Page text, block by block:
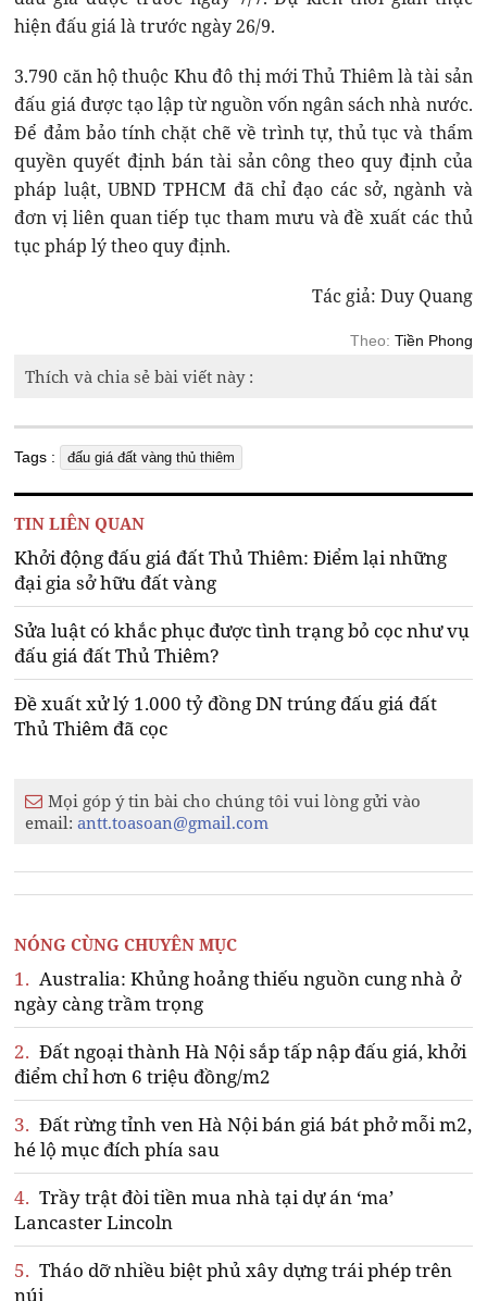
hiện đấu giá là trước ngày 26/9.
3.790 căn hộ thuộc Khu đô thị mới Thủ Thiêm là tài sản
đấu giá được tạo lập từ nguồn vốn ngân sách nhà nước.
Để đảm bảo tính chặt chẽ về trình tự, thủ tục và thẩm
quyền quyết định bán tài sản công theo quy định của
pháp luật, UBND TPHCM đã chỉ đạo các sở, ngành và
đơn vị liên quan tiếp tục tham mưu và đề xuất các thủ
tục pháp lý theo quy định.
Tác giả: Duy Quang
Theo: Tiền Phong
Thích và chia sẻ bài viết này :
Tags : đấu giá đất vàng thủ thiêm
TIN LIÊN QUAN
Khởi động đấu giá đất Thủ Thiêm: Điểm lại những
đại gia sở hữu đất vàng
Sửa luật có khắc phục được tình trạng bỏ cọc như vụ
đấu giá đất Thủ Thiêm?
Đề xuất xử lý 1.000 tỷ đồng DN trúng đấu giá đất
Thủ Thiêm đã cọc
Mọi góp ý tin bài cho chúng tôi vui lòng gửi vào
email:antt.toasoan@gmail.com
NÓNG CÙNG CHUYÊN MỤC
1. Australia: Khủng hoảng thiếu nguồn cung nhà ở
ngày càng trầm trọng
2. Đất ngoại thành Hà Nội sắp tấp nập đấu giá, khởi
điểm chỉ hơn 6 triệu đồng/m2
3. Đất rừng tỉnh ven Hà Nội bán giá bát phở mỗi m2,
hé lộ mục đích phía sau
4. Trầy trật đòi tiền mua nhà tại dự án ‘ma’
Lancaster Lincoln
5. Tháo dỡ nhiều biệt phủ xây dựng trái phép trên
núi